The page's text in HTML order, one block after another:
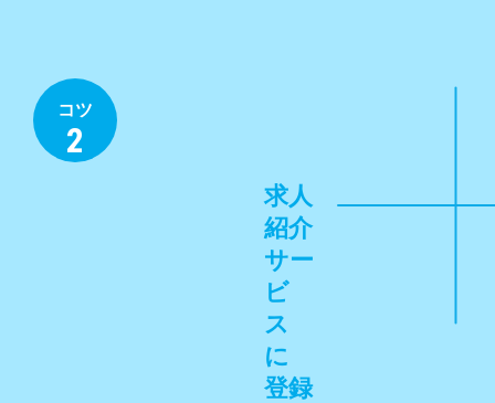
コツ
2
求⼈
紹介
サー
ビ
ス
に
登録